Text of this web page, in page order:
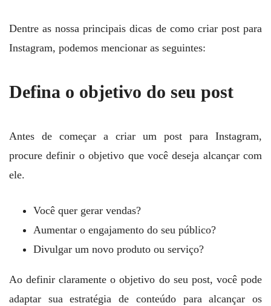
Dentre as nossa principais dicas de como criar post para
Instagram, podemos mencionar as seguintes:
Defina o objetivo do seu post
Antes de começar a criar um post para Instagram,
procure definir o objetivo que você deseja alcançar com
ele.
Você quer gerar vendas?
Aumentar o engajamento do seu público?
Divulgar um novo produto ou serviço?
Ao definir claramente o objetivo do seu post, você pode
adaptar sua estratégia de conteúdo para alcançar os